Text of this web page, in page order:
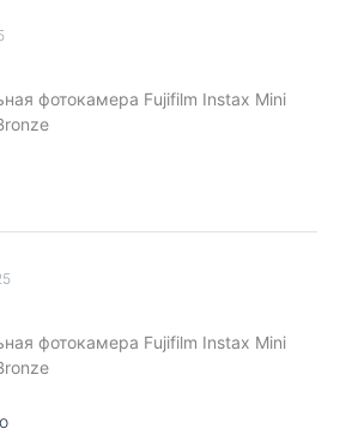
фотокамера Fujifilm Instax Mini
фотокамера Fujifilm Instax Mini